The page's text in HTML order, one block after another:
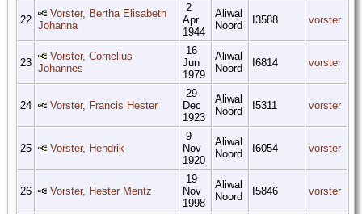
22
Vorster, Bertha Elisabeth
Johanna
2
Apr
1944
Aliwal
Noord
I3588 vorster
23
Vorster, Cornelius
Johannes
16
Jun
1979
Aliwal
Noord
I6814 vorster
24 Vorster, Francis Hester
29
Dec
1923
Aliwal
Noord
I5311 vorster
25 Vorster, Hendrik
9
Nov
1920
Aliwal
Noord
I6054 vorster
26 Vorster, Hester Mentz
19
Nov
1998
Aliwal
Noord
I5846 vorster